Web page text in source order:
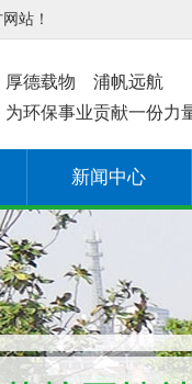
站！
厚德载物 浦帆远航
为环保事业贡献一份力
新闻中心